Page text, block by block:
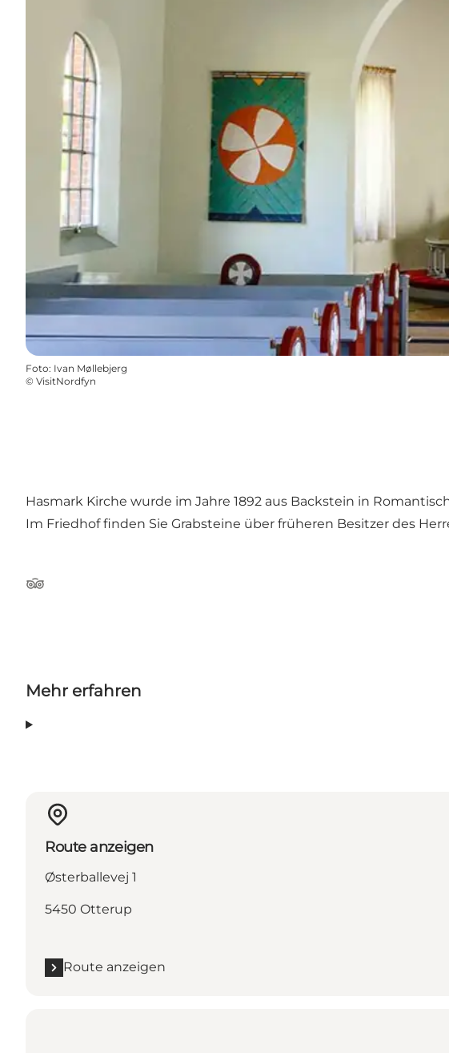
Foto: Ivan Møllebjerg
© VisitNordfyn
Hasmark Kirche wurde im Jahre 1892 aus Backstein in
Im Friedhof finden Sie Grabsteine über früheren Besitzer des
Tripadvisor
Mehr erfahren
Route anzeigen
Østerballevej 1
5450 Otterup
Route anzeigen